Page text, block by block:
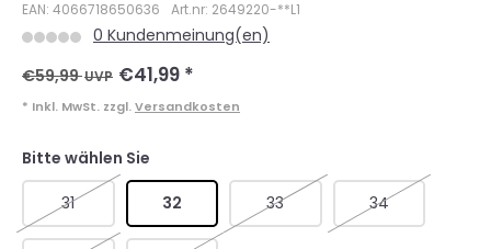
EAN: 4066718650636 Art.nr: 2649220-**L1
0 Kundenmeinung(en)
€59,99UVP €41,99 *
* Inkl. MwSt. zzgl. Versandkosten
Bitte wählen Sie
31 32 33 34